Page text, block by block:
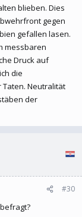
blieben. Dies
gegen
gefallen lasen.
messbaren
Druck auf
die
Neutralität
der
#30